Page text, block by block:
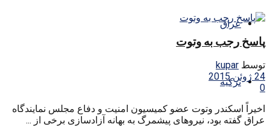
عراق
ترکیه
پاسخ رجب به وتوت
توسط kupar
24 ژوئن 2015
0
اخیراً اسکندر وتوت عضو کمیسیون امنیت و دفاع مجلس نمایندگاه
عراق گفته بود، نیروهای پیشمرگ به بهانه آزادسازی برخی از ...